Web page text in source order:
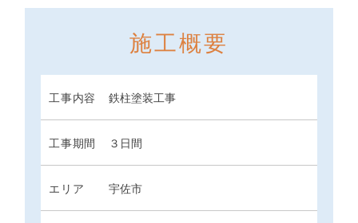
施工概要
工事内容 鉄柱塗装工事
工事期間 ３日間
エリア 宇佐市